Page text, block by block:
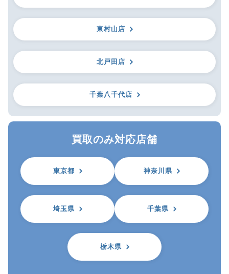
東村山店
北戸田店
千葉八千代店
買取のみ対応店舗
東京都 神奈川県
埼玉県 千葉県
栃木県